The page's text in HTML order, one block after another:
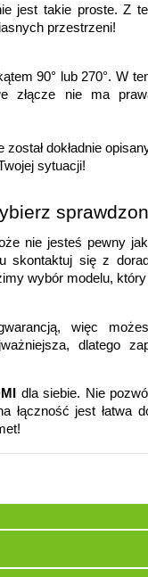
jest takie proste. Z
przestrzeni!
90° lub 270°. W
złącze nie ma
dokładnie
sytuacji!
nie jesteś pewny
skontaktuj się z
wybór modelu,
więc
dlatego
dla siebie. Nie
łączność jest łatwa